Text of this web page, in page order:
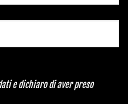
e dichiaro di aver preso